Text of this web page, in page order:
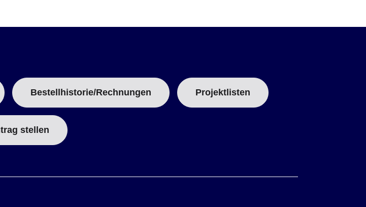
Bestellhistorie/Rechnungen Projektlisten
stellen